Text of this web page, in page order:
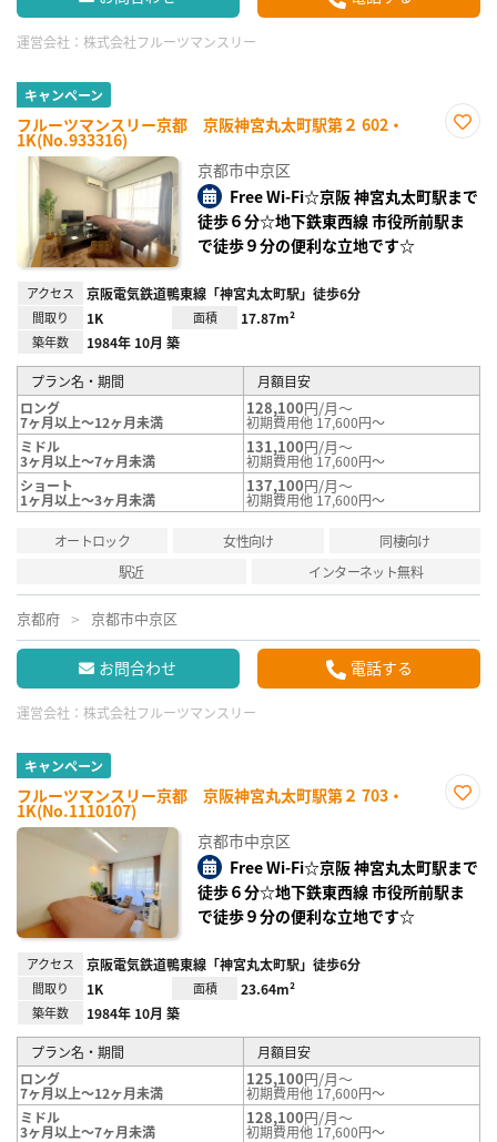
運営会社： 株式会社フルーツマンスリー
キャンペーン
フルーツマンスリー京都 京阪神宮丸太町駅第２ 602・
1K(No.933316)
録
京都市中京区
Free Wi-Fi☆京阪 神宮丸太町駅まで
徒歩６分☆地下鉄東西線 市役所前駅ま
で徒歩９分の便利な立地です☆
アクセス 京阪電気鉄道鴨東線「神宮丸太町駅」徒歩6分
間取り 1K 面積 17.87m²
築年数 1984年 10月 築
プラン名・期間
月額目安
ロング
7ヶ月以上～12ヶ月未満
128,100円/月～
初期費用他 17,600円～
ミドル
3ヶ月以上～7ヶ月未満
131,100円/月～
初期費用他 17,600円～
ショート
1ヶ月以上～3ヶ月未満
137,100円/月～
初期費用他 17,600円～
オートロック 女性向け
同棲向け
駅近
インターネット無料
京都府 京都市中京区
お問合わせ 電話する
運営会社： 株式会社フルーツマンスリー
キャンペーン
フルーツマンスリー京都 京阪神宮丸太町駅第２ 703・
1K(No.1110107)
録
京都市中京区
Free Wi-Fi☆京阪 神宮丸太町駅まで
徒歩６分☆地下鉄東西線 市役所前駅ま
で徒歩９分の便利な立地です☆
アクセス 京阪電気鉄道鴨東線「神宮丸太町駅」徒歩6分
間取り 1K 面積 23.64m²
築年数 1984年 10月 築
プラン名・期間
月額目安
ロング
7ヶ月以上～12ヶ月未満
125,100円/月～
初期費用他 17,600円～
ミドル
3ヶ月以上～7ヶ月未満
128,100円/月～
初期費用他 17,600円～